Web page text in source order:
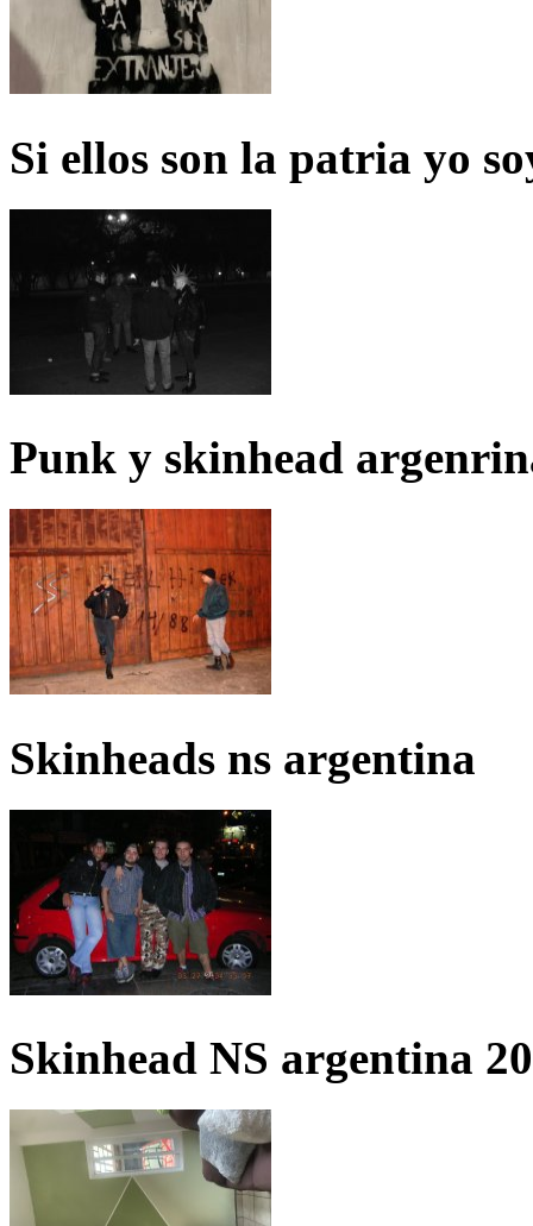
Si ellos son la patria yo
Punk y skinhead
Skinheads ns argentina
Skinhead NS argentina